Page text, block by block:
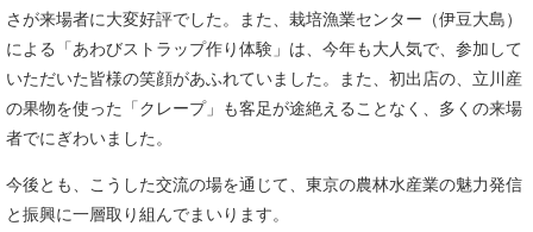
さが来場者に大変好評でした。また、栽培漁業センター（伊豆大島）
による「あわびストラップ作り体験」は、今年も大人気で、参加して
いただいた皆様の笑顔があふれていました。また、初出店の、立川産
の果物を使った「クレープ」も客足が途絶えることなく、多くの来場
者でにぎわいました。
今後とも、こうした交流の場を通じて、東京の農林水産業の魅力発信
と振興に一層取り組んでまいります。